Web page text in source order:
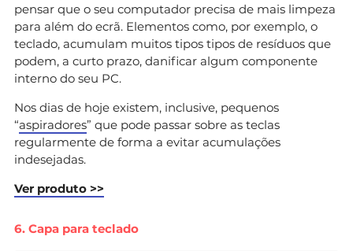
pensar que o seu computador precisa de mais limpeza
para além do ecrã. Elementos como, por exemplo, o
teclado, acumulam muitos tipos tipos de resíduos que
podem, a curto prazo, danificar algum componente
interno do seu PC.
Nos dias de hoje existem, inclusive, pequenos
“aspiradores” que pode passar sobre as teclas
regularmente de forma a evitar acumulações
indesejadas.
Ver produto >>
6. Capa para teclado